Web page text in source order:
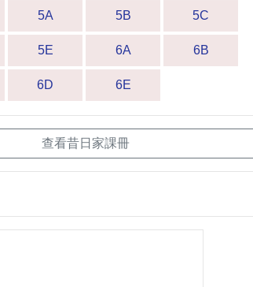
5A 5B 5C
5E 6A 6B
6D 6E
查看昔日家課冊